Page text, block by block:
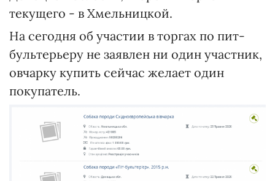
текущего - в Хмельницкой.
На сегодня об участии в торгах по пит-
бультерьеру не заявлен ни один участник,
овчарку купить сейчас желает один
покупатель.